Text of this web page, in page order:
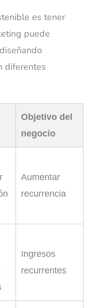
es tener
puede
diferentes
Objetivo del
negocio
Aumentar
recurrencia
Ingresos
recurrentes